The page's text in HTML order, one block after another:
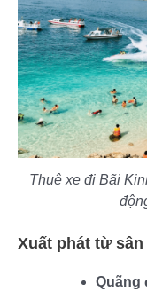
Thuê xe đi Bãi
Xuất phát từ sân
Quãng